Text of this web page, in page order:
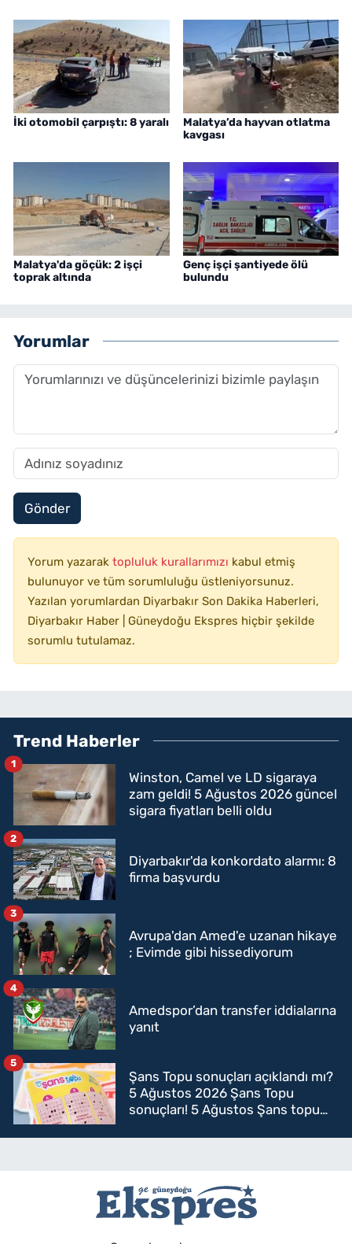
İki otomobil çarpıştı: 8 yaralı
Malatya’da hayvan otlatma
kavgası
Malatya'da göçük: 2 işçi
toprak altında
Genç işçi şantiyede ölü
bulundu
Yorumlar
Gönder
Yorum yazarak topluluk kurallarımızı kabul etmiş
bulunuyor ve tüm sorumluluğu üstleniyorsunuz.
Yazılan yorumlardan Diyarbakır Son Dakika Haberleri,
Diyarbakır Haber | Güneydoğu Ekspres hiçbir şekilde
sorumlu tutulamaz.
Trend Haberler
Winston, Camel ve LD sigaraya
zam geldi! 5 Ağustos 2026 güncel
sigara fiyatları belli oldu
1
Diyarbakır'da konkordato alarmı: 8
firma başvurdu
2
Avrupa'dan Amed'e uzanan hikaye
; Evimde gibi hissediyorum
3
Amedspor’dan transfer iddialarına
yanıt
4
Şans Topu sonuçları açıklandı mı?
5 Ağustos 2026 Şans Topu
sonuçları! 5 Ağustos Şans topu
5